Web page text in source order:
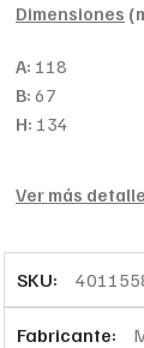
Dimensiones
A: 118
B: 67
H: 134
Ver más
SKU:
Fabricante: